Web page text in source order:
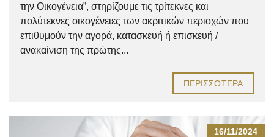
την Οικογένεια”, στηρίζουμε τις τρίτεκνες και
πολύτεκνες οικογένειες των ακριτικών περιοχών που
επιθυμούν την αγορά, κατασκευή ή επισκευή /
ανακαίνιση της πρώτης...
ΠΕΡΙΣΣΌΤΕΡΑ
16/11/2024